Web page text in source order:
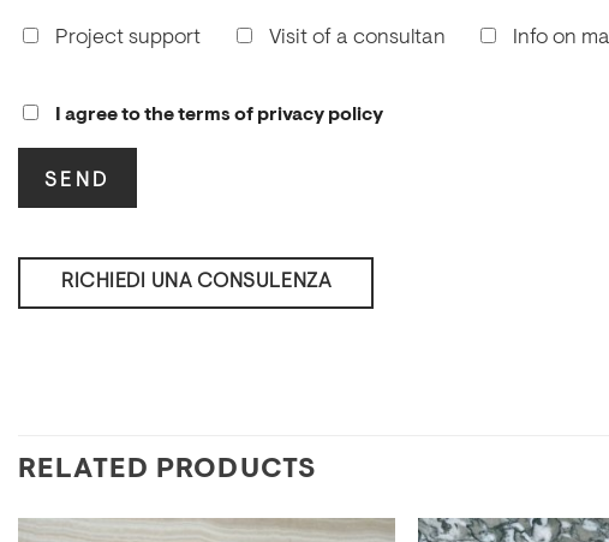
Project support Visit of a consultan Info on
I agree to the terms of privacy policy
RICHIEDI UNA CONSULENZA
RELATED PRODUCTS